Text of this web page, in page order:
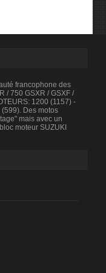
francophone des
/ 750 GSXR / GSXF /
1200 (1157) -
Des motos
mais avec un
moteur SUZUKI